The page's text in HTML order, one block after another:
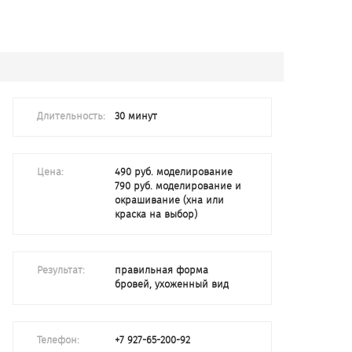
Длительность: 30 минут
Цена:
490 руб. моделирование
790 руб. моделирование и
окрашивание (хна или
краска на выбор)
Результат:
правильная форма
бровей, ухоженный вид
Телефон: +7 927-65-200-92